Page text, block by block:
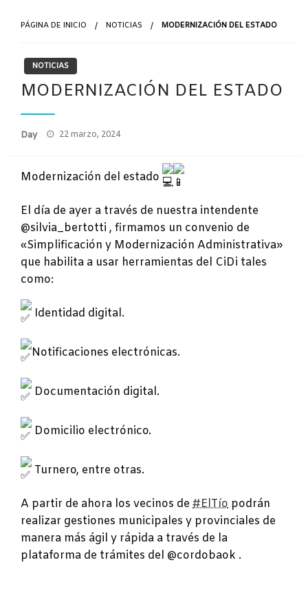
PÁGINA DE INICIO NOTICIAS MODERNIZACIÓN DEL ESTADO
NOTICIAS
MODERNIZACIÓN DEL ESTADO
Day
Publicado
22 marzo, 2024
Modernización del estado
El día de ayer a través de nuestra intendente
@silvia_bertotti , firmamos un convenio de
«Simplificación y Modernización Administrativa»
que habilita a usar herramientas del CiDi tales
como:
Identidad digital.
Notificaciones electrónicas.
Documentación digital.
Domicilio electrónico.
Turnero, entre otras.
A partir de ahora los vecinos de#ElTío podrán
realizar gestiones municipales y provinciales de
manera más ágil y rápida a través de la
plataforma de trámites del @cordobaok .